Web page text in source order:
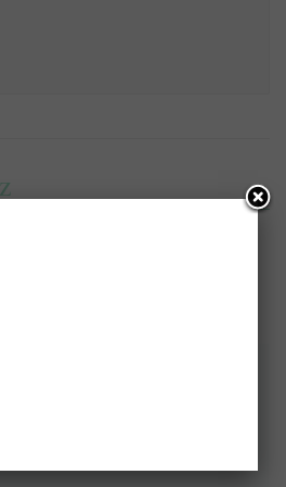
opublikowany.